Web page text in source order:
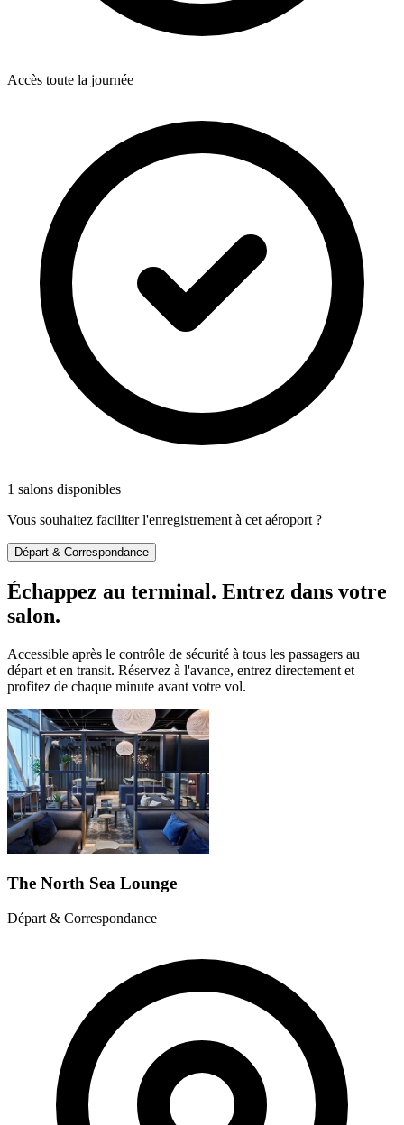
Accès toute la journée
1 salons disponibles
Vous souhaitez faciliter l'enregistrement à cet aéroport ?
Départ & Correspondance
Échappez au terminal. Entrez dans votre
salon.
Accessible après le contrôle de sécurité à tous les passagers au
départ et en transit. Réservez à l'avance, entrez directement et
profitez de chaque minute avant votre vol.
The North Sea Lounge
Départ & Correspondance